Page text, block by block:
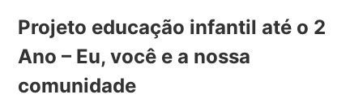
Projeto educação infantil até o 2
Ano – Eu, você e a nossa
comunidade